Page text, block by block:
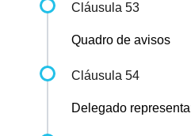
Cláusula 53
Quadro de avisos
Cláusula 54
Delegado